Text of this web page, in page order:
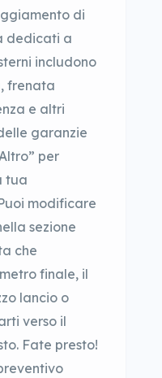
di
dedicati a
includono
frenata
e altri
garanzie
per
tua
modificare
sezione
che
finale, il
lancio o
verso il
Fate presto!